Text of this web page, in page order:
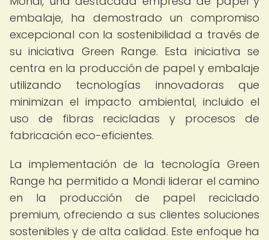
embalaje, ha demostrado un compromiso
excepcional con la sostenibilidad a través de
su iniciativa Green Range. Esta iniciativa se
centra en la producción de papel y embalaje
utilizando tecnologías innovadoras que
minimizan el impacto ambiental, incluido el
uso de fibras recicladas y procesos de
fabricación eco-eficientes.
La implementación de la tecnología Green
Range ha permitido a Mondi liderar el camino
en la producción de papel reciclado
premium, ofreciendo a sus clientes soluciones
sostenibles y de alta calidad. Este enfoque ha